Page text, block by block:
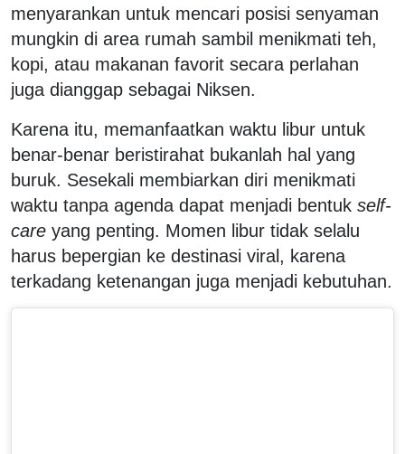
menyarankan untuk mencari posisi senyaman
mungkin di area rumah sambil menikmati teh,
kopi, atau makanan favorit secara perlahan
juga dianggap sebagai Niksen.
Karena itu, memanfaatkan waktu libur untuk
benar-benar beristirahat bukanlah hal yang
buruk. Sesekali membiarkan diri menikmati
waktu tanpa agenda dapat menjadi bentuk self-
care yang penting. Momen libur tidak selalu
harus bepergian ke destinasi viral, karena
terkadang ketenangan juga menjadi kebutuhan.